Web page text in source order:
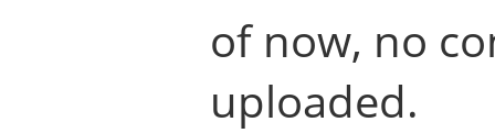
of now, no
uploaded.